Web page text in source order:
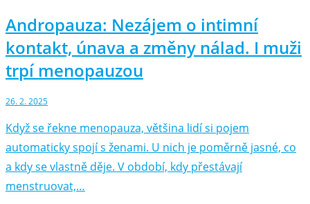
Andropauza: Nezájem o intimní
kontakt, únava a změny nálad. I muži
trpí menopauzou
26. 2. 2025
Když se řekne menopauza, většina lidí si pojem
automaticky spojí s ženami. U nich je poměrně jasné, co
a kdy se vlastně děje. V období, kdy přestávají
menstruovat,…